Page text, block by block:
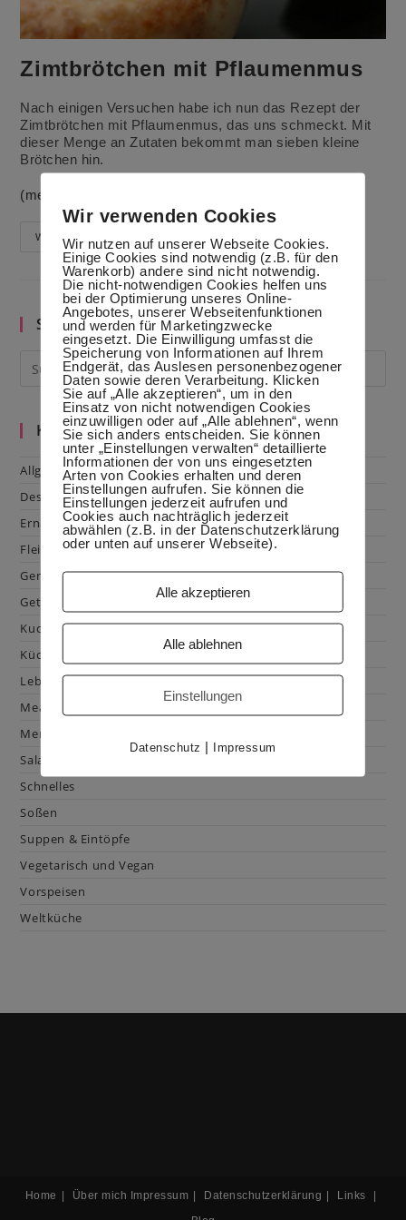
Zimtbrötchen mit Pflaumenmus
Nach einigen Versuchen habe ich nun das Rezept der
Zimtbrötchen mit Pflaumenmus, das uns schmeckt. Mit
dieser Menge an Zutaten bekommt man sieben kleine
Brötchen hin.
(mehr …)
Weiterlesen
Zimtbrötchen
Mit
Pflaumenmus
Suche im Blog
Kategorien
Allgemein
Dessert
Ernährung
Fleisch & Geflügel
Gemüse
Getränke
Kuchen & Gebäck
Küchenhacks
Lebensmittelkunde
Mealprep
Menüplanung
Salat
Schnelles
Soßen
Suppen & Eintöpfe
Vegetarisch und Vegan
Vorspeisen
Weltküche
Home Über mich Impressum Datenschutzerklärung
Links
Wir verwenden Cookies
Wir nutzen auf unserer Webseite Cookies.
Einige Cookies sind notwendig (z.B. für den
Warenkorb) andere sind nicht notwendig.
Die nicht-notwendigen Cookies helfen uns
bei der Optimierung unseres Online-
Angebotes, unserer Webseitenfunktionen
und werden für Marketingzwecke
eingesetzt. Die Einwilligung umfasst die
Speicherung von Informationen auf Ihrem
Endgerät, das Auslesen personenbezogener
Daten sowie deren Verarbeitung. Klicken
Sie auf „Alle akzeptieren“, um in den
Einsatz von nicht notwendigen Cookies
einzuwilligen oder auf „Alle ablehnen“, wenn
Sie sich anders entscheiden. Sie können
unter „Einstellungen verwalten“ detaillierte
Informationen der von uns eingesetzten
Arten von Cookies erhalten und deren
Einstellungen aufrufen. Sie können die
Einstellungen jederzeit aufrufen und
Cookies auch nachträglich jederzeit
abwählen (z.B. in der Datenschutzerklärung
oder unten auf unserer Webseite).
Alle akzeptieren
Alle ablehnen
Einstellungen
Datenschutz | Impressum